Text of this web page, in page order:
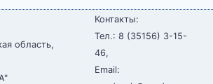
область,
Контакты:
Тел.: 8 (35156) 3-15-
46,
Email: